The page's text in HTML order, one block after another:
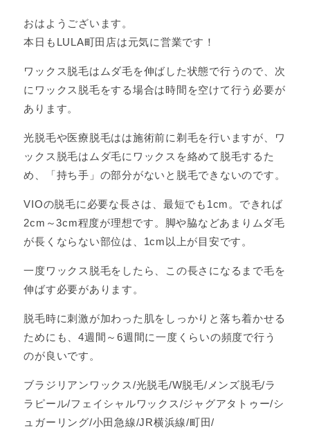
おはようございます。
本日もLULA町田店は元気に営業です！
ワックス脱毛はムダ毛を伸ばした状態で行うので、次
にワックス脱毛をする場合は時間を空けて行う必要が
あります。
光脱毛や医療脱毛はは施術前に剃毛を行いますが、ワ
ックス脱毛はムダ毛にワックスを絡めて脱毛するた
め、「持ち手」の部分がないと脱毛できないのです。
VIOの脱毛に必要な長さは、最短でも1cm。できれば
2cm～3cm程度が理想です。脚や脇などあまりムダ毛
が長くならない部位は、1cm以上が目安です。
一度ワックス脱毛をしたら、この長さになるまで毛を
伸ばす必要があります。
脱毛時に刺激が加わった肌をしっかりと落ち着かせる
ためにも、4週間～6週間に一度くらいの頻度で行う
のが良いです。
ブラジリアンワックス/光脱毛/W脱毛/メンズ脱毛/ラ
ラピール/フェイシャルワックス/ジャグアタトゥー/シ
ュガーリング/小田急線/JR横浜線/町田/